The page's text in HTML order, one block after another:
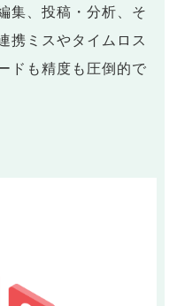
集、投稿・分析、そ
携ミスやタイムロス
ドも精度も圧倒的で